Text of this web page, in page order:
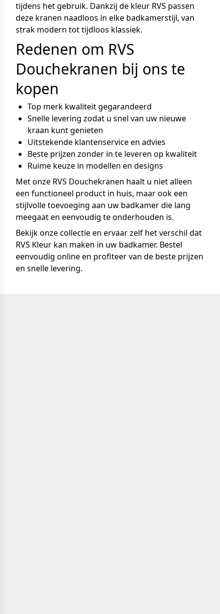
tijdens het gebruik. Dankzij de kleur RVS passen
deze kranen naadloos in elke badkamerstijl, van
strak modern tot tijdloos klassiek.
Redenen om RVS
Douchekranen bij ons te
kopen
Top merk kwaliteit gegarandeerd
Snelle levering zodat u snel van uw nieuwe
kraan kunt genieten
Uitstekende klantenservice en advies
Beste prijzen zonder in te leveren op kwaliteit
Ruime keuze in modellen en designs
Met onze RVS Douchekranen haalt u niet alleen
een functioneel product in huis, maar ook een
stijlvolle toevoeging aan uw badkamer die lang
meegaat en eenvoudig te onderhouden is.
Bekijk onze collectie en ervaar zelf het verschil dat
RVS Kleur kan maken in uw badkamer. Bestel
eenvoudig online en profiteer van de beste prijzen
en snelle levering.